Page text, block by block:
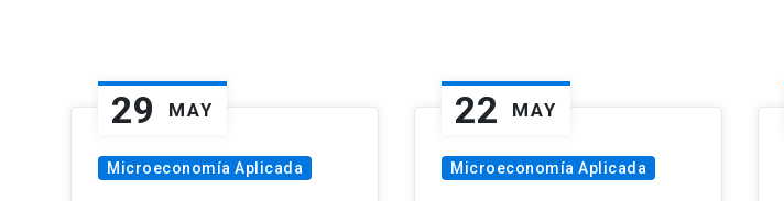
29 MAY
Microeconomía Aplicada
22 MAY
Microeconomía Aplicada